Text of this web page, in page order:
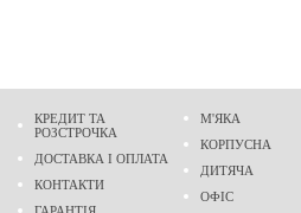
КРЕДИТ ТА
РОЗСТРОЧКА
ДОСТАВКА І ОПЛАТА
КОНТАКТИ
М'ЯКА
КОРПУСНА
ДИТЯЧА
ОФІС